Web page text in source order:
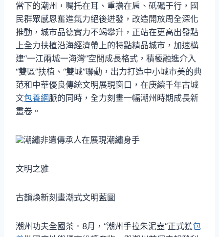
當下的潮州，囑托在耳、重擔在肩、砥礪于行，國
民群眾感恩奮進氣力絕後迸發，改造開放周全深化
推動，城市品德實力不竭攀升，正站在更高出發點
上全力扶植沿海經濟帶上的特點精品城市，加速構
建“一江兩城一海灣”空間成長格式，積極融進介入
“雙區”扶植、“雙城”聯動，出力打造中小城市美的典
范和中華優良傳統文明展現窗口，在庚續千年古城
文包養網脈的同時，全力刻畫一幅潮州時期成長新
畫卷。
潮繡非遺傳承人在展現潮繡身手
文明之雅
古韻煥新刻畫潮式文明藍圖
潮州功夫全國茶。8月，“潮州手拉朱泥壺”正式獲包